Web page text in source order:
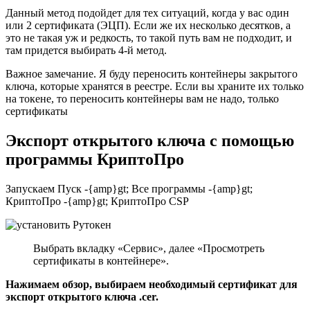
Данный метод подойдет для тех ситуаций, когда у вас один
или 2 сертификата (ЭЦП). Если же их несколько десятков, а
это не такая уж и редкость, то такой путь вам не подходит, и
там придется выбирать 4-й метод.
Важное замечание. Я буду переносить контейнеры закрытого
ключа, которые хранятся в реестре. Если вы храните их только
на токене, то переносить контейнеры вам не надо, только
сертификаты
Экспорт открытого ключа с помощью
программы КриптоПро
Запускаем Пуск -{amp}gt; Все программы -{amp}gt;
КриптоПро -{amp}gt; КриптоПро CSP
Выбрать вкладку «Сервис», далее «Просмотреть
сертификаты в контейнере».
Нажимаем обзор, выбираем необходимый сертификат для
экспорт открытого ключа .cer.